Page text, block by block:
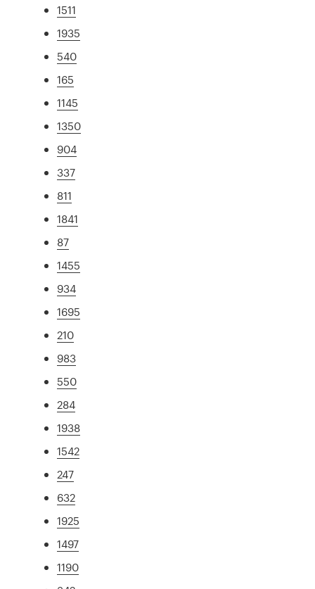
1511
1935
540
165
1145
1350
904
337
811
1841
87
1455
934
1695
210
983
550
284
1938
1542
247
632
1925
1497
1190